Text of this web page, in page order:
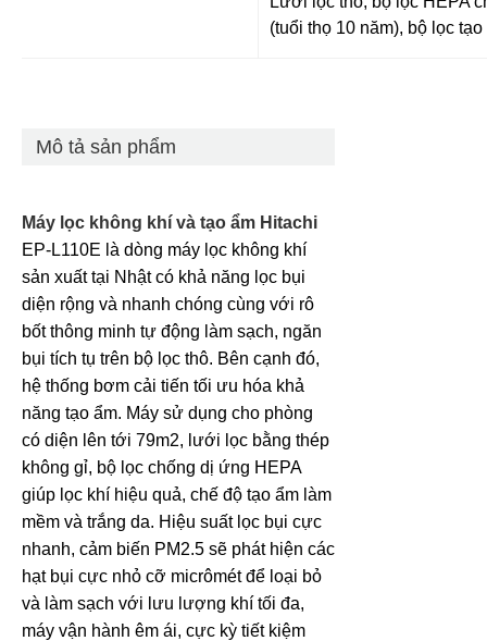
(tuổi thọ 10 năm), bộ lọc
Mô tả sản phẩm
Máy lọc không khí và tạo ẩm Hitachi
EP-L110E là dòng máy lọc không khí
sản xuất tại Nhật có khả năng lọc bụi
diện rộng và nhanh chóng cùng với rô
bốt thông minh tự động làm sạch, ngăn
bụi tích tụ trên bộ lọc thô. Bên cạnh đó,
hệ thống bơm cải tiến tối ưu hóa khả
năng tạo ẩm. Máy sử dụng cho phòng
có diện lên tới 79m2, lưới lọc bằng thép
không gỉ, bộ lọc chống dị ứng HEPA
giúp lọc khí hiệu quả, chế độ tạo ẩm làm
mềm và trắng da. Hiệu suất lọc bụi cực
nhanh, cảm biến PM2.5 sẽ phát hiện các
hạt bụi cực nhỏ cỡ micrômét để loại bỏ
và làm sạch với lưu lượng khí tối đa,
máy vận hành êm ái, cực kỳ tiết kiệm